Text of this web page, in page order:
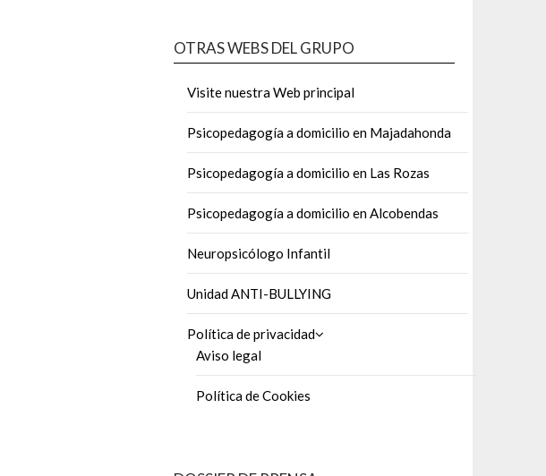
OTRAS WEBS DEL GRUPO
Visite nuestra Web principal
Psicopedagogía a domicilio en Majadahonda
Psicopedagogía a domicilio en Las Rozas
Psicopedagogía a domicilio en Alcobendas
Neuropsicólogo Infantil
Unidad ANTI-BULLYING
Política de privacidad
Aviso legal
Política de Cookies